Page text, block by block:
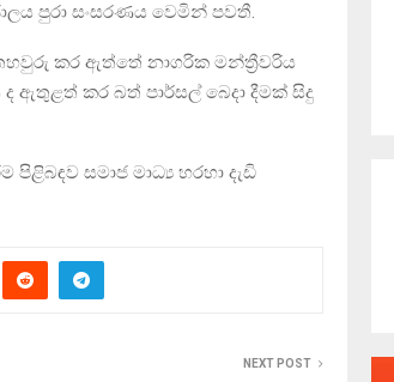
පුරා සංසරණය වෙමින් පවතී.
කර ඇත්තේ නාගරික මන්ත්‍රීවරිය
ඇතුළත් කර බත් පාර්සල් බෙදා දීමක් සිදු
සමාජ මාධ්‍ය හරහා දැඩි
NEXT POST